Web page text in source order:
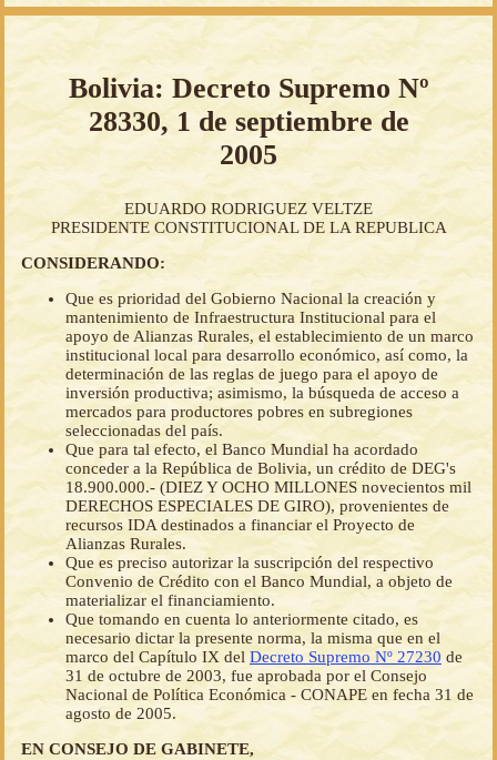
Bolivia: Decreto Supremo Nº
28330, 1 de septiembre de
2005
EDUARDO RODRIGUEZ VELTZE
PRESIDENTE CONSTITUCIONAL DE LA REPUBLICA
CONSIDERANDO:
Que es prioridad del Gobierno Nacional la creación y
mantenimiento de Infraestructura Institucional para el
apoyo de Alianzas Rurales, el establecimiento de un marco
institucional local para desarrollo económico, así como, la
determinación de las reglas de juego para el apoyo de
inversión productiva; asimismo, la búsqueda de acceso a
mercados para productores pobres en subregiones
seleccionadas del país.
Que para tal efecto, el Banco Mundial ha acordado
conceder a la República de Bolivia, un crédito de DEG's
18.900.000.- (DIEZ Y OCHO MILLONES novecientos mil
DERECHOS ESPECIALES DE GIRO), provenientes de
recursos IDA destinados a financiar el Proyecto de
Alianzas Rurales.
Que es preciso autorizar la suscripción del respectivo
Convenio de Crédito con el Banco Mundial, a objeto de
materializar el financiamiento.
Que tomando en cuenta lo anteriormente citado, es
necesario dictar la presente norma, la misma que en el
marco del Capítulo IX del Decreto Supremo Nº 27230 de
31 de octubre de 2003, fue aprobada por el Consejo
Nacional de Política Económica - CONAPE en fecha 31 de
agosto de 2005.
EN CONSEJO DE GABINETE,